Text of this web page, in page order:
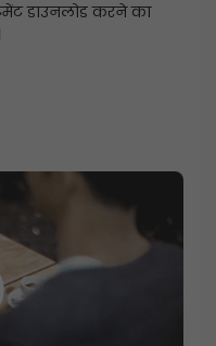
डाउनलोड करने का